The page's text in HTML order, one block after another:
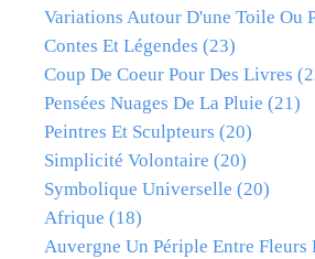
Variations Autour D'une Toile Ou
Contes Et Légendes (23)
Coup De Coeur Pour Des Livres
Pensées Nuages De La Pluie (21)
Peintres Et Sculpteurs (20)
Simplicité Volontaire (20)
Symbolique Universelle (20)
Afrique (18)
Auvergne Un Périple Entre Fleurs